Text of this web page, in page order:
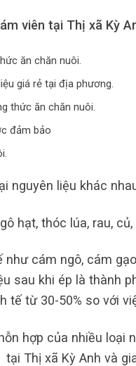
viên tại Thị xã Kỳ
ăn chăn nuôi.
giá rẻ tại địa phương.
thức ăn chăn nuôi.
đảm bảo
nguyên liệu khác
hạt, thóc lúa, rau,
như cám ngô, cám
sau khi ép là thành
tế từ 30-50% so với
hợp của nhiều loại
Thị xã Kỳ Anh và